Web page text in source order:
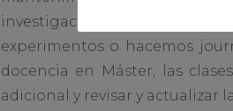
investigación. Y una vez a
experimentos o hacemos
docencia en Máster, las
adicional y revisar y actualizar